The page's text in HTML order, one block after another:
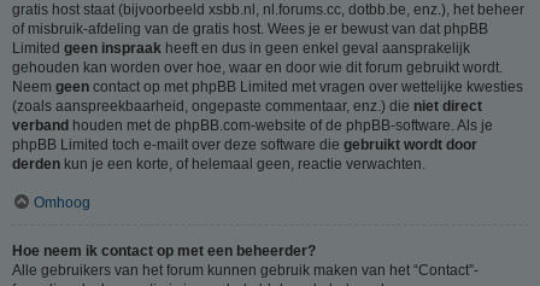
gratis host staat (bijvoorbeeld xsbb.nl, nl.forums.cc, dotbb.be, enz.), het beheer
of misbruik-afdeling van de gratis host. Wees je er bewust van dat phpBB
Limited geen inspraak heeft en dus in geen enkel geval aansprakelijk
gehouden kan worden over hoe, waar en door wie dit forum gebruikt wordt.
Neem geen contact op met phpBB Limited met vragen over wettelijke kwesties
(zoals aanspreekbaarheid, ongepaste commentaar, enz.) die niet direct
verband houden met de phpBB.com-website of de phpBB-software. Als je
phpBB Limited toch e-mailt over deze software die gebruikt wordt door
derden kun je een korte, of helemaal geen, reactie verwachten.
Omhoog
Hoe neem ik contact op met een beheerder?
Alle gebruikers van het forum kunnen gebruik maken van het “Contact”-